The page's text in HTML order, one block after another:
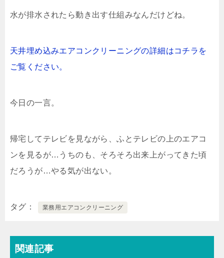
水が排水されたら動き出す仕組みなんだけどね。
天井埋め込みエアコンクリーニングの詳細はコチラを
ご覧ください。
今日の一言。
帰宅してテレビを見ながら、ふとテレビの上のエアコ
ンを見るが…うちのも、そろそろ出来上がってきた頃
だろうが…やる気が出ない。
タグ 業務用エアコンクリーニング
関連記事